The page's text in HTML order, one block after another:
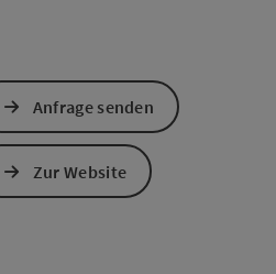
Anfrage senden
Zur Website